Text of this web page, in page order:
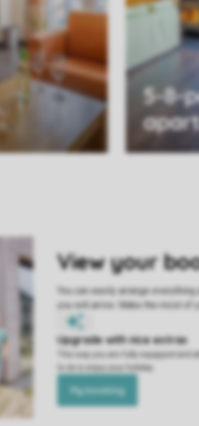
5-8-
This way you are fully equipped and
to do is enjoy your holiday.
My booking